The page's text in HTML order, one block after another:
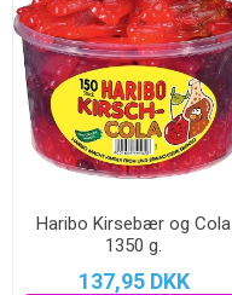
Haribo Kirsebær og Cola
1350 g.
137,95 DKK